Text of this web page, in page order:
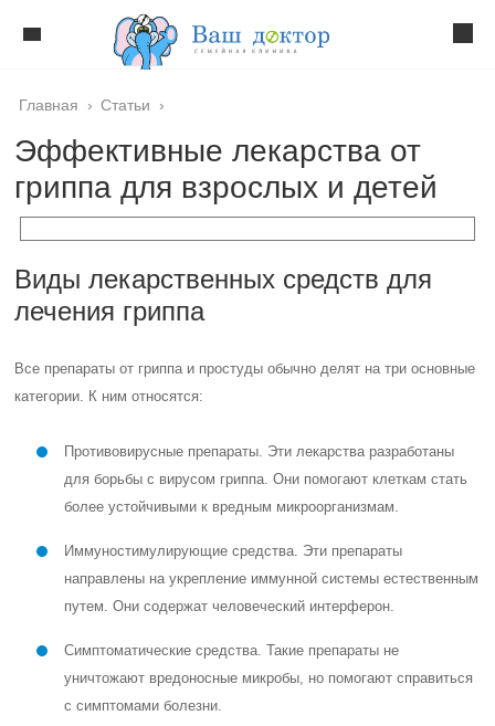
Главная › Статьи ›
Эффективные лекарства от
гриппа для взрослых и детей
Виды лекарственных средств для
лечения гриппа
Все препараты от гриппа и простуды обычно делят на три основные
категории. К ним относятся:
Противовирусные препараты. Эти лекарства разработаны
для борьбы с вирусом гриппа. Они помогают клеткам стать
более устойчивыми к вредным микроорганизмам.
Иммуностимулирующие средства. Эти препараты
направлены на укрепление иммунной системы естественным
путем. Они содержат человеческий интерферон.
Симптоматические средства. Такие препараты не
уничтожают вредоносные микробы, но помогают справиться
с симптомами болезни.